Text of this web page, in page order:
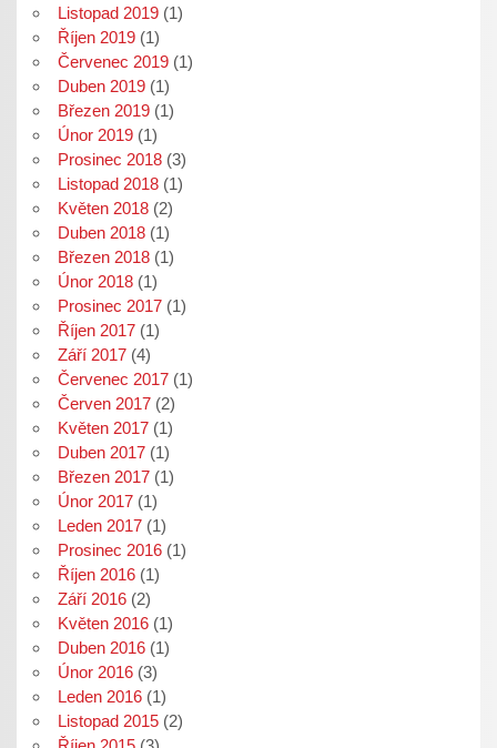
Listopad 2019(1)
Říjen 2019(1)
Červenec 2019(1)
Duben 2019(1)
Březen 2019(1)
Únor 2019(1)
Prosinec 2018(3)
Listopad 2018(1)
Květen 2018(2)
Duben 2018(1)
Březen 2018(1)
Únor 2018(1)
Prosinec 2017(1)
Říjen 2017(1)
Září 2017(4)
Červenec 2017(1)
Červen 2017(2)
Květen 2017(1)
Duben 2017(1)
Březen 2017(1)
Únor 2017(1)
Leden 2017(1)
Prosinec 2016(1)
Říjen 2016(1)
Září 2016(2)
Květen 2016(1)
Duben 2016(1)
Únor 2016(3)
Leden 2016(1)
Listopad 2015(2)